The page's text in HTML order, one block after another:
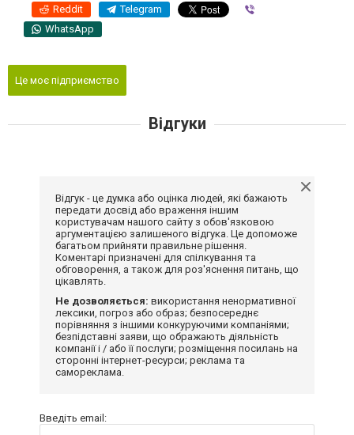
Reddit Telegram
WhatsApp
Це моє підприємство
Відгуки
Відгук - це думка або оцінка людей, які бажають
передати досвід або враження іншим
користувачам нашого сайту з обов'язковою
аргументацією залишеного відгука. Це допоможе
багатьом прийняти правильне рішення.
Коментарі призначені для спілкування та
обговорення, а також для роз'яснення питань, що
цікавлять.
Не дозволяється: використання ненормативної
лексики, погроз або образ; безпосереднє
порівняння з іншими конкуруючими компаніями;
безпідставні заяви, що ображають діяльність
компанії і / або її послуги; розміщення посилань на
сторонні інтернет-ресурси; реклама та
самореклама.
Введіть email: